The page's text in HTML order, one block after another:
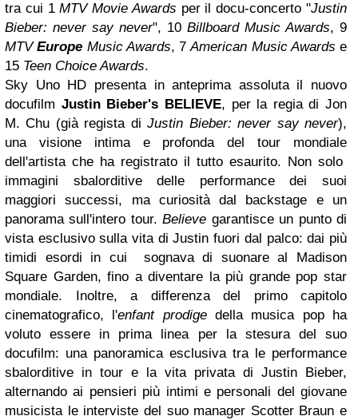
tra cui 1MTV Movie Awards per il docu-concerto "Justin
Bieber: never say never", 10 Billboard Music Awards, 9
MTVEurope Music Awards, 7American Music Awards e
15 Teen Choice Awards.
Sky Uno HD presenta in anteprima assoluta il nuovo
docufilm Justin Bieber's BELIEVE, per la regia di Jon
M. Chu (già regista diJustin Bieber: never say never),
una visione intima e profonda del tour mondiale
dell'artista che ha registrato il tutto esaurito. Non solo
immagini sbalorditive delle performance dei suoi
maggiori successi, ma curiosità dal backstage e un
panorama sull'intero tour.Believe garantisce un punto di
vista esclusivo sulla vita di Justin fuori dal palco: dai più
timidi esordi in cui sognava di suonare al Madison
Square Garden, fino a diventare la più grande pop star
mondiale. Inoltre, a differenza del primo capitolo
cinematografico, l'enfant prodigedella musica pop ha
voluto essere in prima linea per la stesura del suo
docufilm: una panoramica esclusiva tra le performance
sbalorditive in tour e la vita privata di Justin Bieber,
alternando ai pensieri più intimi e personali del giovane
musicista le interviste del suo manager Scotter Braun e